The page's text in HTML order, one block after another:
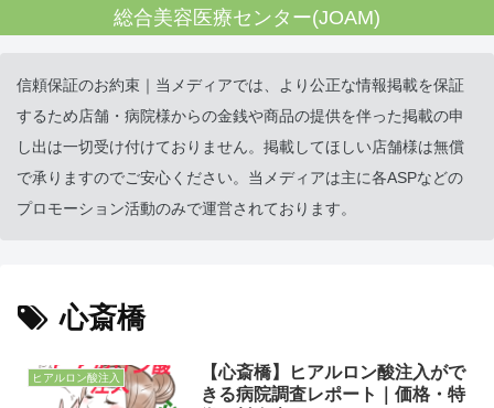
総合美容医療センター(JOAM)
信頼保証のお約束｜当メディアでは、より公正な情報掲載を保証
するため店舗・病院様からの金銭や商品の提供を伴った掲載の申
し出は一切受け付けておりません。掲載してほしい店舗様は無償
で承りますのでご安心ください。当メディアは主に各ASPなどの
プロモーション活動のみで運営されております。
心斎橋
ヒアルロン酸注入
【心斎橋】ヒアルロン酸注入がで
きる病院調査レポート｜価格・特